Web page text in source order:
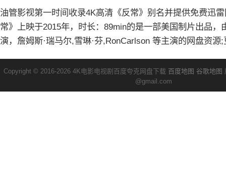
油管影视第一时间收录4K高清《反常》别名并提供免费迅
常》上映于2015年，时长：89min的是一部美国制片出品，
演，詹姆斯·瑞马尔,雪琳·芬,RonCarlson 等主演的网盘资源
Copyright © 2016-2026 4K电影电视剧百度夸克网盘下载 百度地图 谷歌地图
@gmail.com